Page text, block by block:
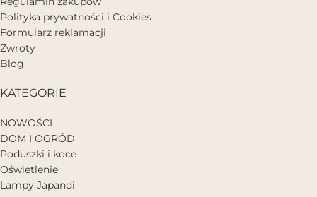
Polityka prywatności i Cookies
Formularz reklamacji
Zwroty
Blog
KATEGORIE
NOWOŚCI
DOM I OGRÓD
Poduszki i koce
Oświetlenie
Lampy Japandi